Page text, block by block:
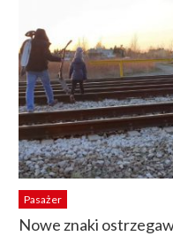
Pasażer
Nowe znaki